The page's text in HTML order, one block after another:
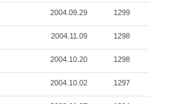
2004.09.29 1299
2004.11.09 1298
2004.10.20 1298
2004.10.02 1297